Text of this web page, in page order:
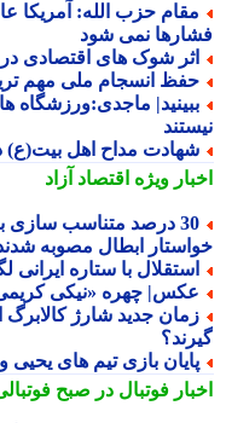
حزب الله: آمریکا
نمی شود
شوک های اقتصادی در زنجیره مرغ تا 22
انسجام ملی مهم ترین
ماجدی:ورزشگاه های
مداح اهل بیت(ع) در
ویژهاقتصاد آزاد
ابطال مصوبه شدند
با ستاره ایرانی
چهره «نیکی کریمی» در 20 سالگی در سال
جدید شارژ کالابرگ
بازی تیم های یحیی و
فوتبال در صبح فوتبالی